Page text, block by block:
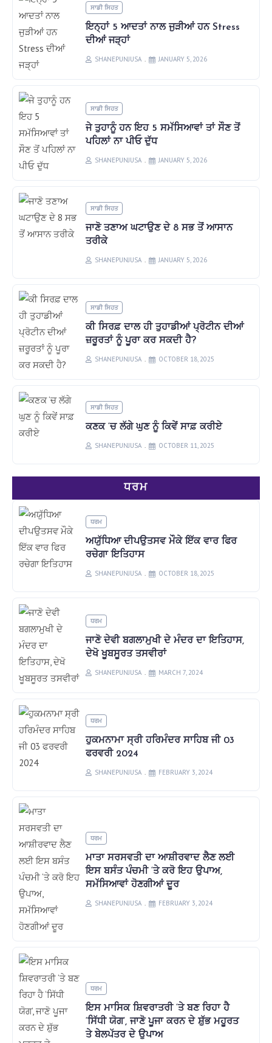
ਸਾਡੀ ਸਿਹਤ
ਇਨ੍ਹਾਂ 5 ਆਦਤਾਂ ਨਾਲ ਜੁੜੀਆਂ ਹਨ Stress
ਦੀਆਂ ਜੜ੍ਹਾਂ
SHANEPUNJUSA JANUARY 5, 2026
ਸਾਡੀ ਸਿਹਤ
ਜੇ ਤੁਹਾਨੂੰ ਹਨ ਇਹ 5 ਸਮੱਸਿਆਵਾਂ ਤਾਂ ਸੌਣ ਤੋਂ
ਪਹਿਲਾਂ ਨਾ ਪੀਓ ਦੁੱਧ
SHANEPUNJUSA JANUARY 5, 2026
ਸਾਡੀ ਸਿਹਤ
ਜਾਣੋ ਤਣਾਅ ਘਟਾਉਣ ਦੇ 8 ਸਭ ਤੋਂ ਆਸਾਨ
ਤਰੀਕੇ
SHANEPUNJUSA JANUARY 5, 2026
ਸਾਡੀ ਸਿਹਤ
ਕੀ ਸਿਰਫ਼ ਦਾਲ ਹੀ ਤੁਹਾਡੀਆਂ ਪ੍ਰੋਟੀਨ ਦੀਆਂ
ਜ਼ਰੂਰਤਾਂ ਨੂੰ ਪੂਰਾ ਕਰ ਸਕਦੀ ਹੈ?
SHANEPUNJUSA OCTOBER 18, 2025
ਸਾਡੀ ਸਿਹਤ
ਕਣਕ ‘ਚ ਲੱਗੇ ਘੁਣ ਨੂੰ ਕਿਵੇਂ ਸਾਫ਼ ਕਰੀਏ
SHANEPUNJUSA OCTOBER 11, 2025
ਧਰਮ
ਧਰਮ
ਅਯੁੱਧਿਆ ਦੀਪਉਤਸਵ ਮੌਕੇ ਇੱਕ ਵਾਰ ਫਿਰ
ਰਚੇਗਾ ਇਤਿਹਾਸ
SHANEPUNJUSA OCTOBER 18, 2025
ਧਰਮ
ਜਾਣੋ ਦੇਵੀ ਬਗਲਾਮੁਖੀ ਦੇ ਮੰਦਰ ਦਾ ਇਤਿਹਾਸ,
ਦੇਖੋ ਖੂਬਸੂਰਤ ਤਸਵੀਰਾਂ
SHANEPUNJUSA MARCH 7, 2024
ਧਰਮ
ਹੁਕਮਨਾਮਾ ਸ੍ਰੀ ਹਰਿਮੰਦਰ ਸਾਹਿਬ ਜੀ 03
ਫਰਵਰੀ 2024
SHANEPUNJUSA FEBRUARY 3, 2024
ਧਰਮ
ਮਾਤਾ ਸਰਸਵਤੀ ਦਾ ਆਸ਼ੀਰਵਾਦ ਲੈਣ ਲਈ
ਇਸ ਬਸੰਤ ਪੰਚਮੀ ‘ਤੇ ਕਰੋ ਇਹ ਉਪਾਅ,
ਸਮੱਸਿਆਵਾਂ ਹੋਣਗੀਆਂ ਦੂਰ
SHANEPUNJUSA FEBRUARY 3, 2024
ਧਰਮ
ਇਸ ਮਾਸਿਕ ਸ਼ਿਵਰਾਤਰੀ ‘ਤੇ ਬਣ ਰਿਹਾ ਹੈ
‘ਸਿੱਧੀ ਯੋਗ’, ਜਾਣੋ ਪੂਜਾ ਕਰਨ ਦੇ ਸ਼ੁੱਭ ਮਹੂਰਤ
ਤੇ ਬੇਲਪੱਤਰ ਦੇ ਉਪਾਅ